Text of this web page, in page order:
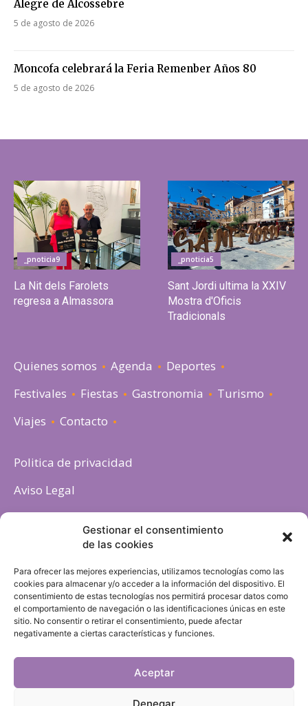
Gestionar el consentimiento
de las cookies
Para ofrecer las mejores experiencias, utilizamos tecnologías como las
cookies para almacenar y/o acceder a la información del dispositivo. El
consentimiento de estas tecnologías nos permitirá procesar datos como
el comportamiento de navegación o las identificaciones únicas en este
sitio. No consentir o retirar el consentimiento, puede afectar
negativamente a ciertas características y funciones.
Aceptar
Denegar
Alegre de Alcossebre
5 de agosto de 2026
Moncofa celebrará la Feria Remenber Años 80
5 de agosto de 2026
_pnoticia9
La Nit dels Farolets
regresa a Almassora
_pnoticia5
Sant Jordi ultima la XXIV
Mostra d'Oficis
Tradicionals
Quienes somos Agenda
Deportes
Festivales
Fiestas Gastronomia
Turismo
Viajes
Contacto
Politica de privacidad
Aviso Legal
Política de cookies